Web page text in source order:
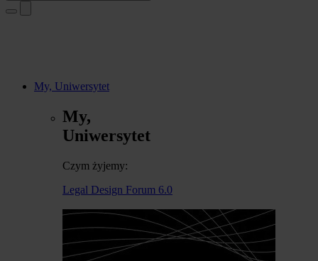
My, Uniwersytet
My,
Uniwersytet
Czym żyjemy:
Legal Design Forum 6.0